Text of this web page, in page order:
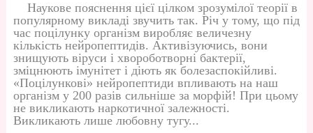
Наукове пояснення цієї цілком зрозумілої теорії в
популярному викладі звучить так. Річ у тому, що під
час поцілунку організм виробляє величезну
кількість нейропептидів. Активізуючись, вони
знищують віруси і хвороботворні бактерії,
зміцнюють імунітет і діють як болезаспокійливі.
«Поцілункові» нейропептиди впливають на наш
організм у 200 разів сильніше за морфій! При цьому
не викликають наркотичної залежності.
Викликають лише любовну тугу...